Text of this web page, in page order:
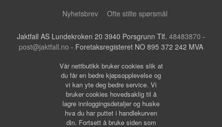
Nyhetsbrev
Ofte stilte spørsmål
Jaktfall AS Lundekroken 20 3940 Porsgrunn Tlf. 48483870 -
post@jaktfall.no - Foretaksregisteret NO 895 372 242 MVA
Vår nettbutikk bruker cookies slik at
du får en bedre kjøpsopplevelse og
vi kan yte deg bedre service. Vi
bruker cookies hovedsaklig til å
lagre innloggingsdetaljer og huske
hva du har puttet i handlekurven
din. Fortsett å bruke siden som